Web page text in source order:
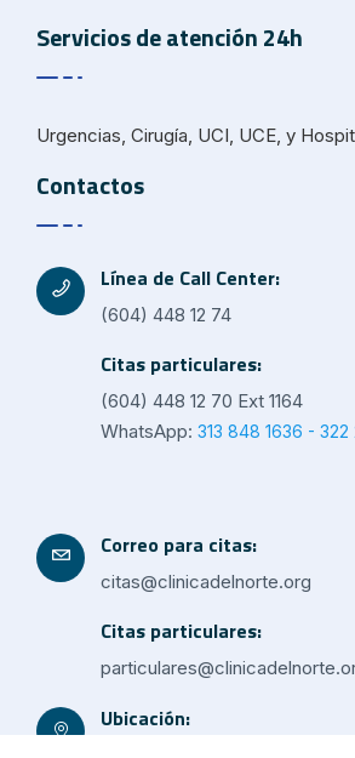
Servicios de atención 24h
Urgencias, Cirugía, UCI, UCE, y
Contactos
Línea de Call Center:
(604) 448 12 74
Citas particulares:
(604) 448 12 70 Ext 1164
WhatsApp: 313 848 1636 -
Correo para citas:
citas@clinicadelnorte.org
Citas particulares:
Ubicación: